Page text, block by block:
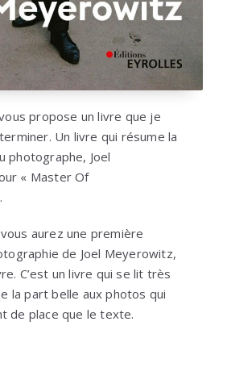
propose un livre que je
Un livre qui résume la
photographe, Joel
« Master Of
aurez une première
de Joel Meyerowitz,
C’est un livre qui se lit très
la part belle aux photos qui
de place que le texte.